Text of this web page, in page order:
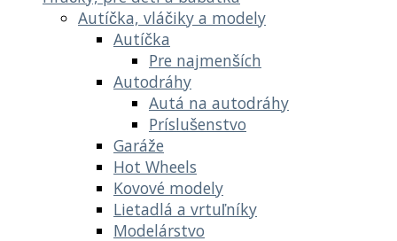
Autíčka, vláčiky a modely
Autíčka
Pre najmenších
Autodráhy
Autá na autodráhy
Príslušenstvo
Garáže
Hot Wheels
Kovové modely
Lietadlá a vrtuľníky
Modelárstvo